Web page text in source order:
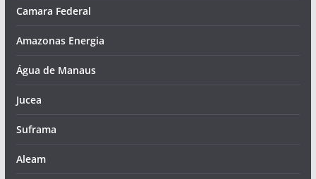
Camara Federal
Amazonas Energia
Água de Manaus
Jucea
Suframa
Aleam